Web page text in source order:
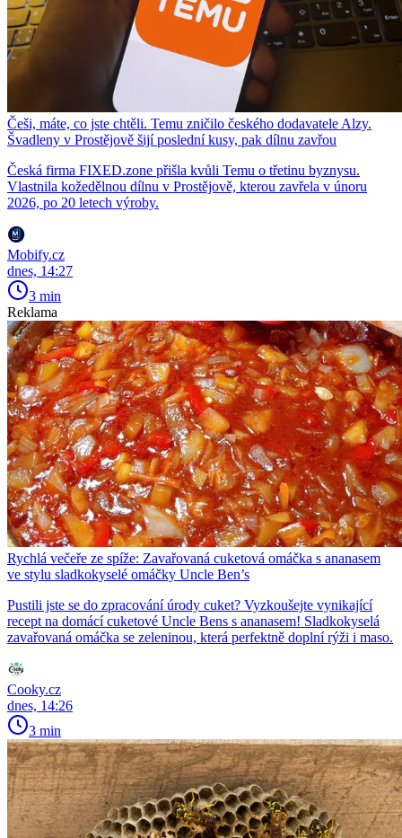
Češi, máte, co jste chtěli. Temu zničilo českého dodavatele Alzy.
Švadleny v Prostějově šijí poslední kusy, pak dílnu zavřou
Česká firma FIXED.zone přišla kvůli Temu o třetinu byznysu.
Vlastnila kožedělnou dílnu v Prostějově, kterou zavřela v únoru
2026, po 20 letech výroby.
Mobify.cz
dnes, 14:27
3 min
Reklama
Rychlá večeře ze spíže: Zavařovaná cuketová omáčka s ananasem
ve stylu sladkokyselé omáčky Uncle Ben’s
Pustili jste se do zpracování úrody cuket? Vyzkoušejte vynikající
recept na domácí cuketové Uncle Bens s ananasem! Sladkokyselá
zavařovaná omáčka se zeleninou, která perfektně doplní rýži i maso.
Cooky.cz
dnes, 14:26
3 min